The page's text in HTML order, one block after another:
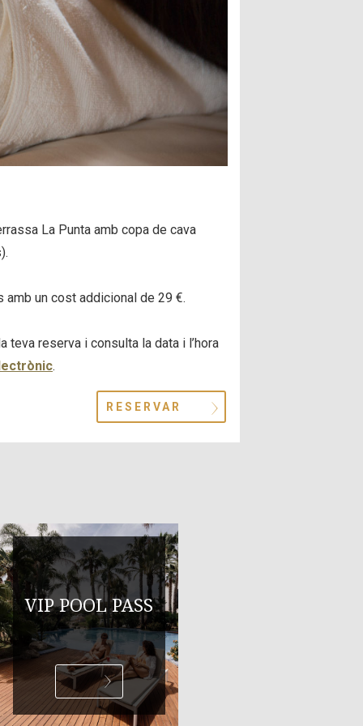
La Punta amb copa de cava
un cost addicional de 29 €.
teva reserva i consulta la data i l’hora
.
RESERVAR
VIP POOL PASS